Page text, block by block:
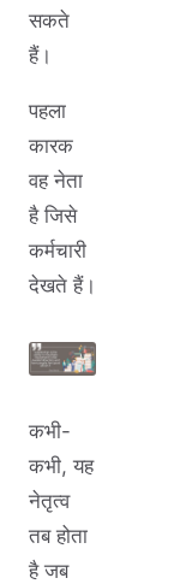
सकते
हैं।
पहला
कारक
वह नेता
है जिसे
कर्मचारी
देखते हैं।
कभी-
कभी, यह
नेतृत्व
तब होता
है जब